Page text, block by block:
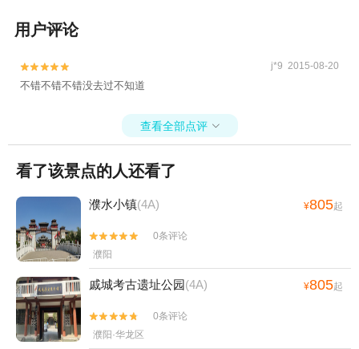
用户评论

 j*9 2015-08-20
不错不错不错没去过不知道
查看全部点评 
看了该景点的人还看了
濮水小镇(4A) ¥805起


0条评论
濮阳
戚城考古遗址公园(4A) ¥805起


0条评论
濮阳·华龙区